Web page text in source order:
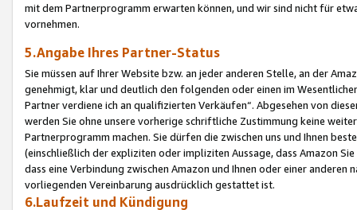
mit dem Partnerprogramm erwarten können, und wir sind nicht für
vornehmen.
5.Angabe Ihres Partner-Status
Sie müssen auf Ihrer Website bzw. an jeder anderen Stelle, an der
genehmigt, klar und deutlich den folgenden oder einen im
Partner verdiene ich an qualifizierten Verkäufen“. Abgesehen von
werden Sie ohne unsere vorherige schriftliche Zustimmung keine
Partnerprogramm machen. Sie dürfen die zwischen uns und Ihnen
(einschließlich der expliziten oder impliziten Aussage, dass Amazon
dass eine Verbindung zwischen Amazon und Ihnen oder einer
vorliegenden Vereinbarung ausdrücklich gestattet ist.
6.Laufzeit und Kündigung